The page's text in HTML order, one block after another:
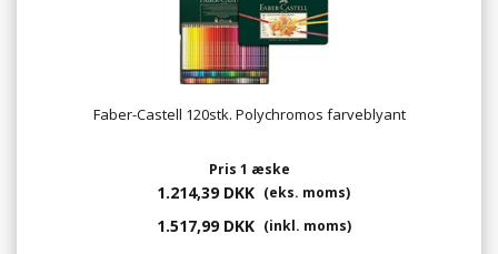
Faber-Castell 120stk. Polychromos farveblyant
Pris 1 æske
1.214,39 DKK (eks. moms)
1.517,99 DKK (inkl. moms)